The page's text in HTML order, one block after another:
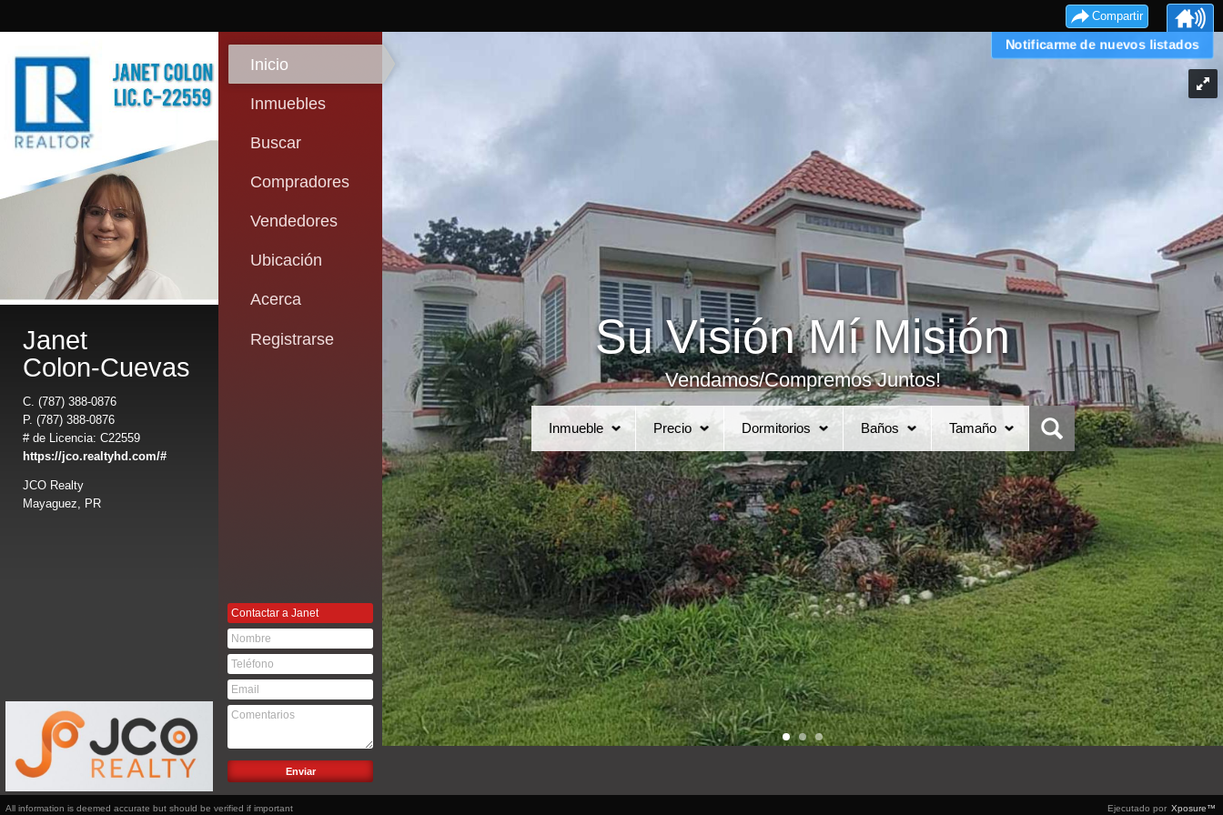
Notificarme de nuevos listados
Compartir
Janet
Colon-Cuevas
C. (787) 388-0876
P. (787) 388-0876
# de Licencia: C22559
https://jco.realtyhd.com/#
JCO Realty
Mayaguez, PR
Inicio
Inmuebles
Buscar
Compradores
Vendedores
Ubicación
Acerca
Registrarse
Contactar a Janet
Su Visión Mí Misión
Vendamos/Compremos Juntos!
Inmueble Precio Dormitorios Baños Tamaño
All information is deemed accurate but should be verified if important Ejecutado por Xposure™